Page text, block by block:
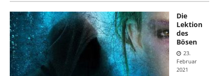
Die
Lektion
des
Bösen
23.
Februar
2021